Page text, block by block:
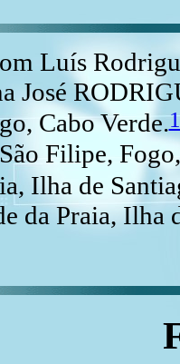
Luís
José
Cabo Verde.1
Filipe,
Ilha de
da Praia, Ilha